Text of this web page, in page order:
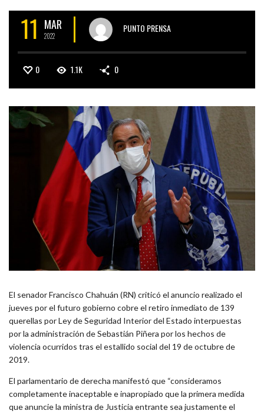
11 MAR
2022
PUNTO PRENSA
0 1.1K 0
El senador Francisco Chahuán (RN) criticó el anuncio realizado el
jueves por el futuro gobierno cobre el retiro inmediato de 139
querellas por Ley de Seguridad Interior del Estado interpuestas
por la administración de Sebastián Piñera por los hechos de
violencia ocurridos tras el estallido social del 19 de octubre de
2019.
El parlamentario de derecha manifestó que “consideramos
completamente inaceptable e inapropiado que la primera medida
que anuncie la ministra de Justicia entrante sea justamente el